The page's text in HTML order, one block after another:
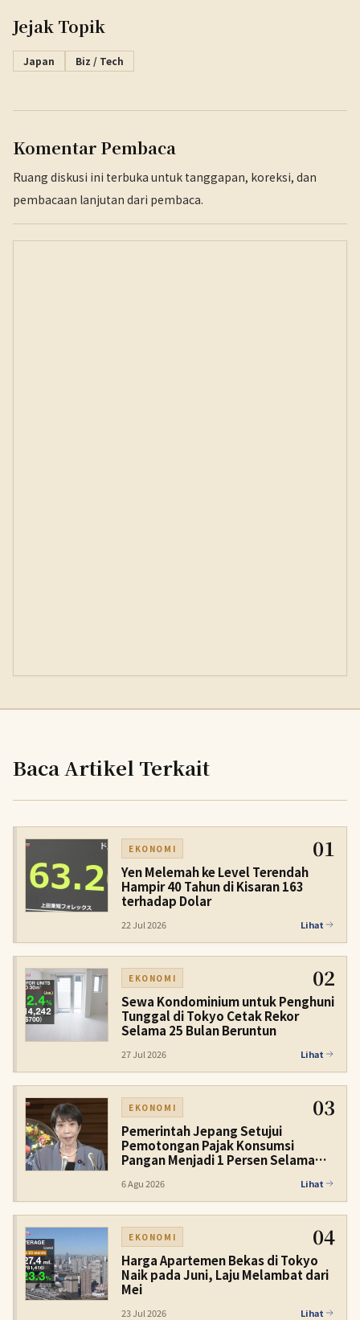
Jejak Topik
Japan Biz / Tech
Komentar Pembaca
Ruang diskusi ini terbuka untuk tanggapan, koreksi, dan
pembacaan lanjutan dari pembaca.
Baca Artikel Terkait
EKONOMI 01
Yen Melemah ke Level Terendah
Hampir 40 Tahun di Kisaran 163
terhadap Dolar
22 Jul 2026 Lihat
EKONOMI 02
Sewa Kondominium untuk Penghuni
Tunggal di Tokyo Cetak Rekor
Selama 25 Bulan Beruntun
27 Jul 2026 Lihat
EKONOMI 03
Pemerintah Jepang Setujui
Pemotongan Pajak Konsumsi
Pangan Menjadi 1 Persen Selama
6 Agu 2026 Lihat
EKONOMI 04
Harga Apartemen Bekas di Tokyo
Naik pada Juni, Laju Melambat dari
Mei
23 Jul 2026 Lihat